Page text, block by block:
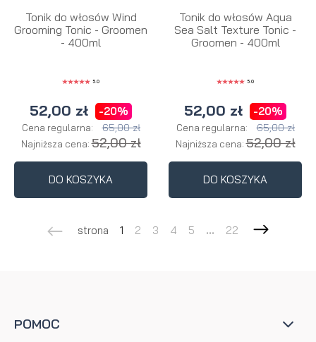
Tonik do włosów Wind
Grooming Tonic - Groomen
- 400ml
5.0
52,00 zł -20%
Cena regularna: 65,00 zł
Najniższa cena:52,00 zł
DO KOSZYKA
Tonik do włosów Aqua
Sea Salt Texture Tonic -
Groomen - 400ml
5.0
52,00 zł -20%
Cena regularna: 65,00 zł
Najniższa cena:52,00 zł
DO KOSZYKA
strona 1 2 3 4 5 ... 22
POMOC